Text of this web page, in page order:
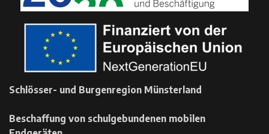
Schlösser- und Burgenregion Münsterland
Beschaffung von schulgebundenen mobilen